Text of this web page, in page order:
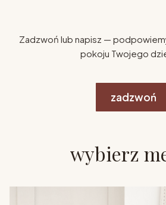
Zadzwoń lub napisz —
pokoju Twojego
zadzwoń
wybierz